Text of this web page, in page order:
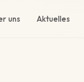
uns Aktuelles